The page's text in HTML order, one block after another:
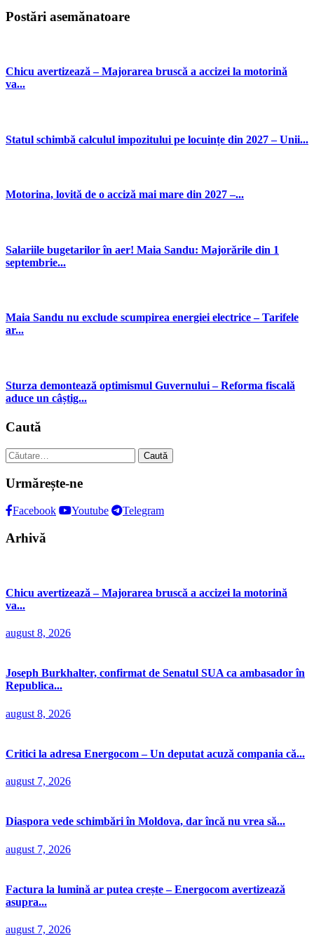
Postări asemănatoare
Chicu avertizează – Majorarea bruscă a accizei la motorină
va...
Statul schimbă calculul impozitului pe locuințe din 2027 – Unii...
Motorina, lovită de o acciză mai mare din 2027 –...
Salariile bugetarilor în aer! Maia Sandu: Majorările din 1
septembrie...
Maia Sandu nu exclude scumpirea energiei electrice – Tarifele
ar...
Sturza demontează optimismul Guvernului – Reforma fiscală
aduce un câștig...
Caută
Caută
după:
Urmărește-ne
Facebook Youtube Telegram
Arhivă
Chicu avertizează – Majorarea bruscă a accizei la motorină
va...
august 8, 2026
Joseph Burkhalter, confirmat de Senatul SUA ca ambasador în
Republica...
august 8, 2026
Critici la adresa Energocom – Un deputat acuză compania că...
august 7, 2026
Diaspora vede schimbări în Moldova, dar încă nu vrea să...
august 7, 2026
Factura la lumină ar putea crește – Energocom avertizează
asupra...
august 7, 2026